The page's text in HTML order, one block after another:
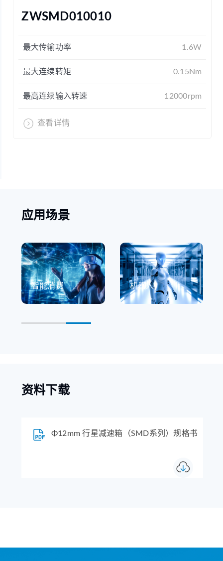
ZWSMD010010
最大传输功率 1.6W
最大连续转矩 0.15Nm
最高连续输入转速 12000rpm
查看详情
应用场景
智能消费 机器人
资料下载
Φ12mm 行星减速箱（SMD系列）规格书